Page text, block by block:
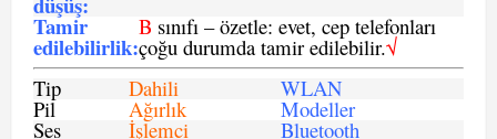
Tamir
edilebilirlik:
B sınıfı – özetle: evet, cep telefonları
çoğu durumda tamir edilebilir.√
Tip
Dahili WLAN
Pil Ağırlık Modeller
Ses İşlemci Bluetooth